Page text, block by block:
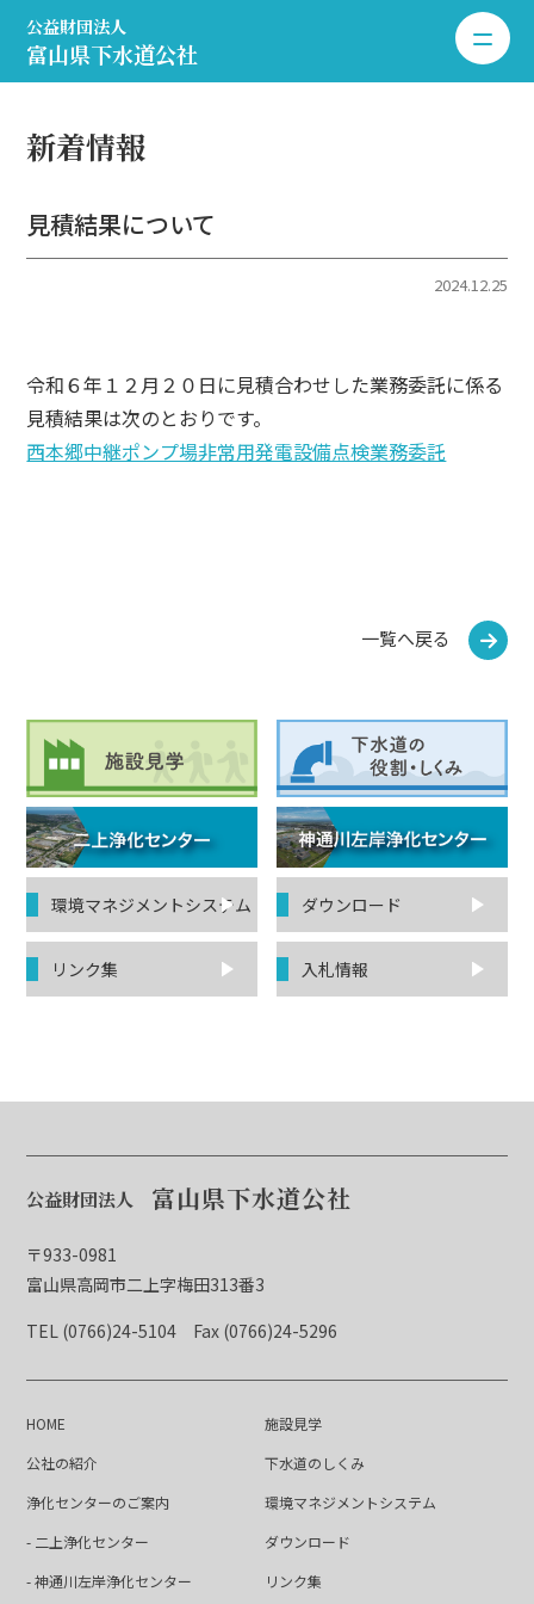
公益財団法人
富山県下水道公社 toggle
新着情報
見積結果について
2024.12.25
令和６年１２月２０日に見積合わせした業務委託に係る
見積結果は次のとおりです。
西本郷中継ポンプ場非常用発電設備点検業務委託
一覧へ戻る
環境マネジメントシステム ダウンロード
リンク集 入札情報
公益財団法人 富山県下水道公社
〒933-0981
富山県高岡市二上字梅田313番3
TEL (0766)24-5104 Fax (0766)24-5296
HOME
公社の紹介
浄化センターのご案内
- 二上浄化センター
- 神通川左岸浄化センター
施設見学
下水道のしくみ
環境マネジメントシステム
ダウンロード
リンク集